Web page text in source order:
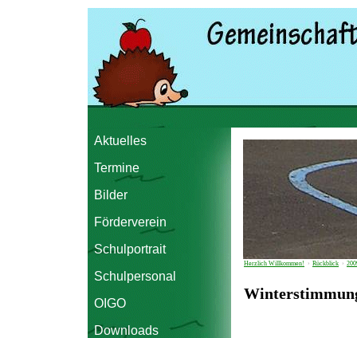
Aktuelles
Termine
Bilder
Förderverein
Schulportrait
Schulpersonal
OIGO
Downloads
Herzlich Willkommen! › Rückblick ›